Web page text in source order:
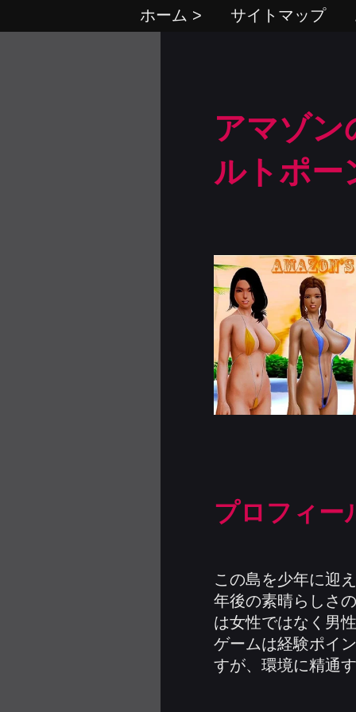
ホーム > サイトマップ
アマゾ
ルトポー
プロフィー
この島を少年に迎
年後の素晴らしさ
は女性ではなく男
ゲームは経験ポイ
すが、環境に精通